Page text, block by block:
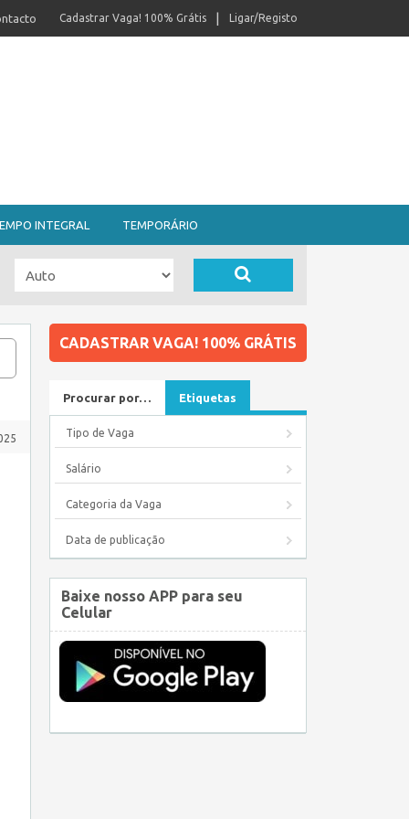
Ligar/Registo
Cadastrar Vaga! 100% Grátis
INTEGRAL TEMPORÁRIO
CADASTRAR VAGA! 100% GRÁTIS
Procurar por… Etiquetas
Tipo de Vaga
Salário
Categoria da Vaga
Data de publicação
Baixe nosso APP para seu
Celular